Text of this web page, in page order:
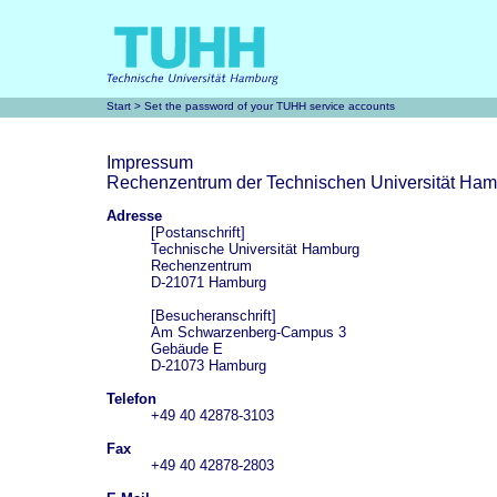
Start > Set the password of your TUHH service accounts
Impressum
Rechenzentrum der Technischen Universität
Adresse
[Postanschrift]
Technische Universität Hamburg
Rechenzentrum
D-21071 Hamburg
[Besucheranschrift]
Am Schwarzenberg-Campus 3
Gebäude E
D-21073 Hamburg
Telefon
+49 40 42878-3103
Fax
+49 40 42878-2803